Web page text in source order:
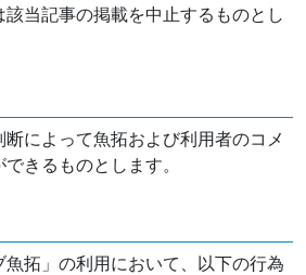
当記事の掲載を中止するものとし
によって魚拓および利用者のコメ
きるものとします。
拓」の利用において、以下の行為